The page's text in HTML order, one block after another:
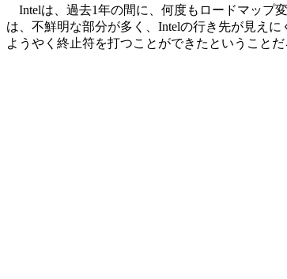
Intelは、過去1年の間に、何度もロードマップ
は、不鮮明な部分が多く、Intelの行き先が見え
ようやく終止符を打つことができたということだ